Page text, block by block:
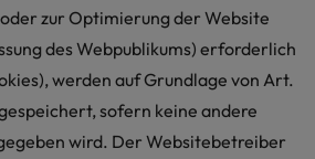
zur Optimierung der Website
des Webpublikums) erforderlich
werden auf Grundlage von Art.
sofern keine andere
wird. Der Websitebetreiber